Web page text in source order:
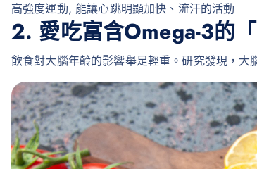
高強度運動, 能讓心跳明顯加快、流汗的活動
2. 愛吃富含Omega-3的「
飲食對大腦年齡的影響舉足輕重。研究發現，